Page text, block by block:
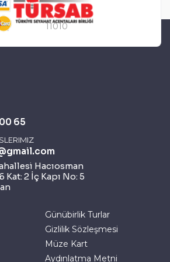
11010
65
Hacıosman
Kat: 2 İç Kapı No: 5
Günübirlik Turlar
Gizlilik Sözleşmesi
Müze Kart
Aydınlatma Metni